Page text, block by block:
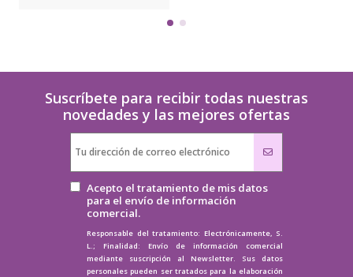
Suscríbete para recibir todas nuestras
novedades y las mejores ofertas
Acepto el tratamiento de mis datos
para el envío de información
comercial.
Responsable del tratamiento: Electrónicamente, S.
L.; Finalidad: Envío de información comercial
mediante suscripción al Newsletter. Sus datos
personales pueden ser tratados para la elaboración